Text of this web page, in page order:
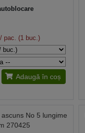
/ pac. (1 buc.)
Adaugă în coș
No 5 lungime
270425